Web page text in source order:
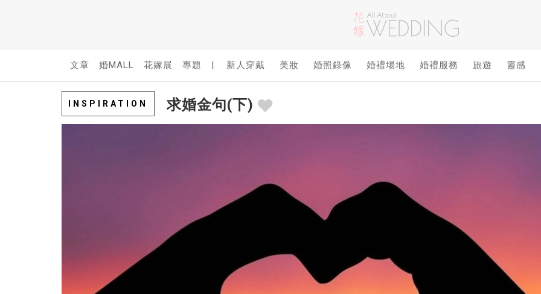
文章 婚MALL 花嫁展 專題 | 新人穿戴 美妝 婚照錄像 婚禮場地 婚禮服務 旅遊 靈感
INSPIRATION 求婚金句(下)